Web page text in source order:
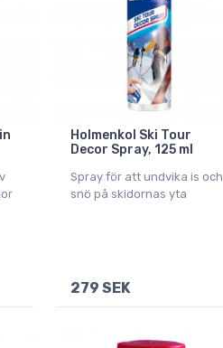
Holmenkol Ski Tour
Decor Spray, 125 ml
Spray för att undvika is och
snö på skidornas yta
279 SEK